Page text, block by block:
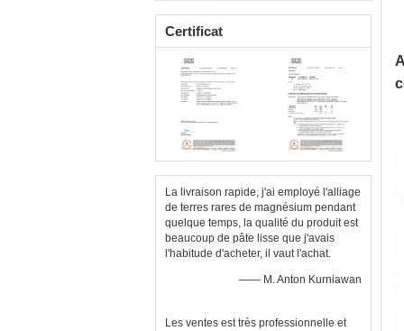
Certificat
La livraison rapide, j'ai employé l'alliage
de terres rares de magnésium pendant
quelque temps, la qualité du produit est
beaucoup de pâte lisse que j'avais
l'habitude d'acheter, il vaut l'achat.
—— M. Anton Kurniawan
Les ventes est très professionnelle et